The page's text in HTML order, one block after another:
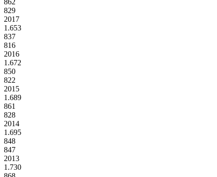
829
2017
1.653
837
816
2016
1.672
850
822
2015
1.689
861
828
2014
1.695
848
847
2013
1.730